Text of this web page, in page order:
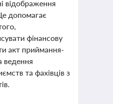
відображення
допомагає
фінансову
акт приймання-
ведення
та фахівців з